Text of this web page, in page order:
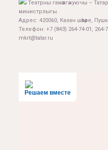
Театрны гамәлгә куючы –
министрлыгы.
Адрес: 420060, Казан шәһәре,
Телефон: +7 (843) 264-74-01, 264-
mkrt@tatar.ru
Решаем вместе